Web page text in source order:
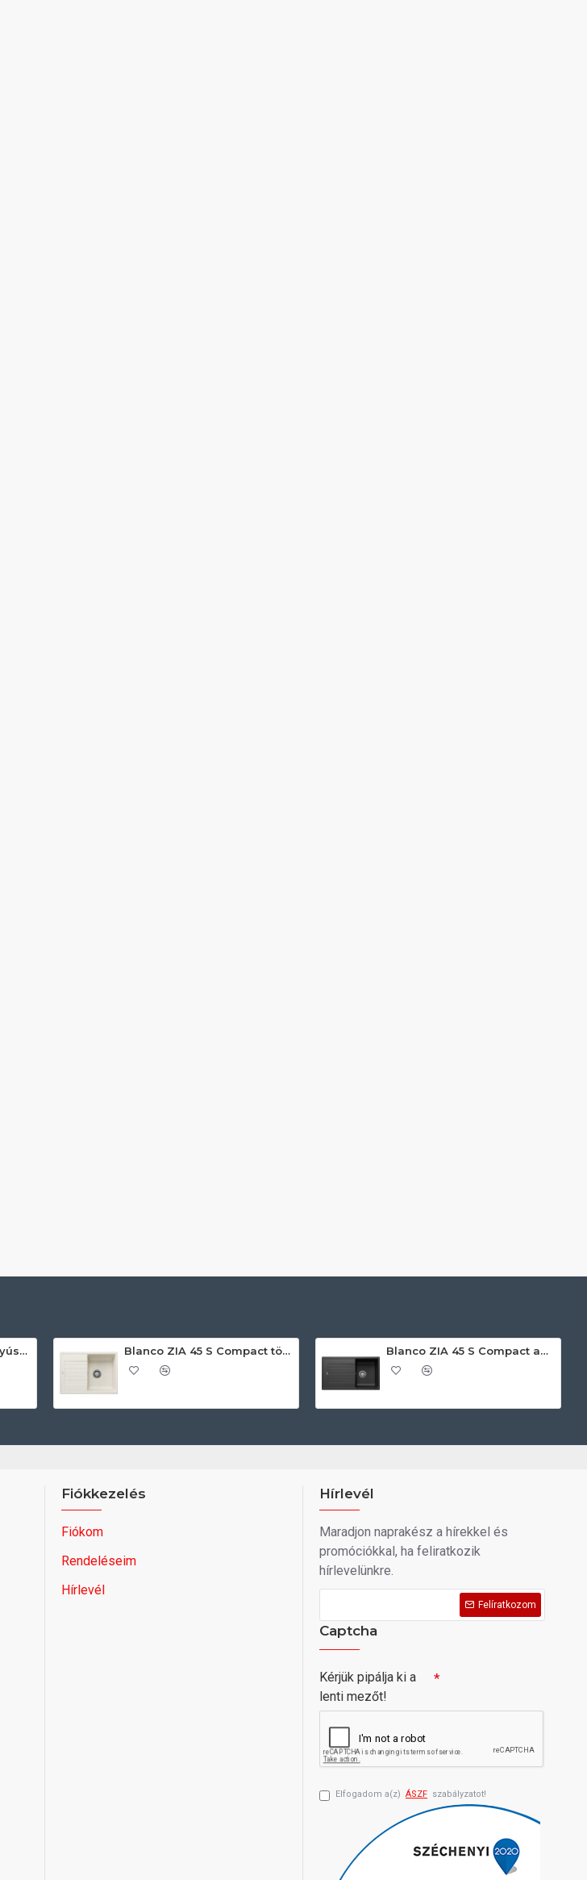
AEG TR819P4E Hőszivattyús szárítógép Blanco ZIA 45 S Compact törtfehér exc.n. 527197 Gránit mosogatótálca Blanco ZIA 45 S Compact antracit exc.n 524721 Gránit mosogatótálca
Fiókkezelés
Fiókom
Rendeléseim
Hírlevél
Hírlevél
Maradjon naprakész a hírekkel és
promóciókkal, ha feliratkozik
hírlevelünkre.
Felíratkozom
Captcha
Kérjük pipálja ki a
lenti mezőt!
Elfogadom a(z) ÁSZF szabályzatot!